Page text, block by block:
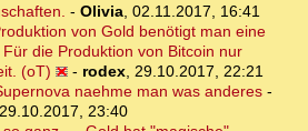
- Olivia, 02.11.2017, 16:41
von Gold benötigt man eine
die Produktion von Bitcoin nur
(oT)
- rodex, 29.10.2017, 22:21
naehme man was anderes-
29.10.2017, 23:40